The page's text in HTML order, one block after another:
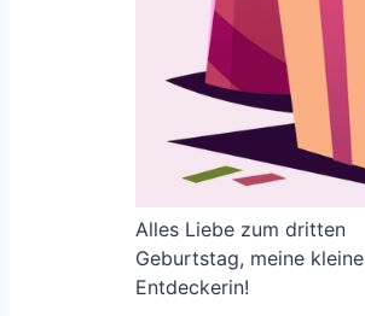
Alles Liebe zum dritten
Geburtstag, meine kleine
Entdeckerin!